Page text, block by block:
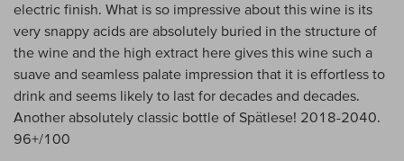
electric finish. What is so impressive about this wine is its
very snappy acids are absolutely buried in the structure of
the wine and the high extract here gives this wine such a
suave and seamless palate impression that it is effortless to
drink and seems likely to last for decades and decades.
Another absolutely classic bottle of Spätlese! 2018-2040.
96+/100